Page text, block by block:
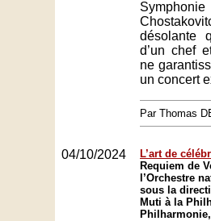
désolante
d’un chef
ne
un concert
Par Thomas
04/10/2024
L’art de
Requiem de
l’Orchestre
sous la
Muti à la